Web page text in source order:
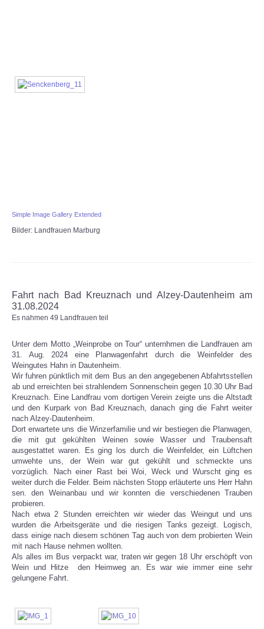
Simple Image Gallery Extended
Bilder: Landfrauen Marburg
Fahrt nach Bad Kreuznach und Alzey-Dautenheim am
31.08.2024
Es nahmen 49 Landfrauen teil
Unter dem Motto „Weinprobe on Tour“ unternhmen die Landfrauen am
31. Aug. 2024 eine Planwagenfahrt durch die Weinfelder des
Weingutes Hahn in Dautenheim.
Wir fuhren pünktlich mit dem Bus an den angegebenen Abfahrtsstellen
ab und erreichten bei strahlendem Sonnenschein gegen 10.30 Uhr Bad
Kreuznach. Eine Landfrau vom dortigen Verein zeigte uns die Altstadt
und den Kurpark von Bad Kreuznach, danach ging die Fahrt weiter
nach Alzey-Dautenheim.
Dort erwartete uns die Winzerfamilie und wir bestiegen die Planwagen,
die mit gut gekühlten Weinen sowie Wasser und Traubensaft
ausgestattet waren. Es ging los durch die Weinfelder, ein Lüftchen
umwehte uns, der Wein war gut gekühlt und schmeckte uns
vorzüglich. Nach einer Rast bei Woi, Weck und Wurscht ging es
weiter durch die Felder. Beim nächsten Stopp erläuterte uns Herr Hahn
sen. den Weinanbau und wir konnten die verschiedenen Trauben
probieren.
Nach etwa 2 Stunden erreichten wir wieder das Weingut und uns
wurden die Arbeitsgeräte und die riesigen Tanks gezeigt. Logisch,
dass einige nach diesem schönen Tag auch von dem probierten Wein
mit nach Hause nehmen wollten.
Als alles im Bus verpackt war, traten wir gegen 18 Uhr erschöpft von
Wein und Hitze den Heimweg an. Es war wie immer eine sehr
gelungene Fahrt.